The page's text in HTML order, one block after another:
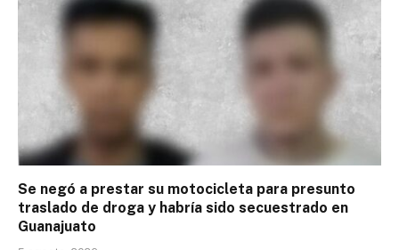
Se negó a prestar su motocicleta para presunto
traslado de droga y habría sido secuestrado en
Guanajuato